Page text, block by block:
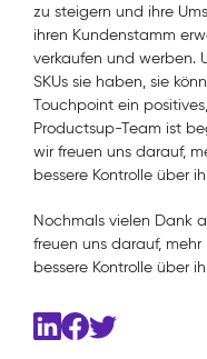
zu steigern und ihre
ihren Kundenstamm
verkaufen und werben.
SKUs sie haben, sie
Touchpoint ein
Productsup-Team ist
wir freuen uns darauf,
bessere Kontrolle über
Nochmals vielen Dank
freuen uns darauf,
bessere Kontrolle über